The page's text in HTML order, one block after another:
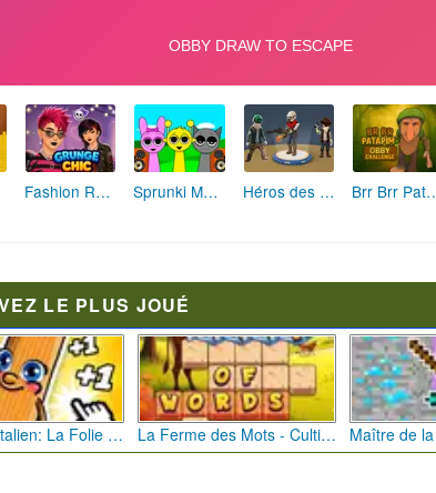
Fashion Rebelle: Style Grunge Chic Sprunki Monster: Rythmes Musicaux Monstres Héros des Terres Hostiles Brr Brr Patapim:
LE PLUS JOUÉ
Bébé Clic Italien: La Folie des Petits Bambins La Ferme des Mots - Cultivez votre Vocabulaire